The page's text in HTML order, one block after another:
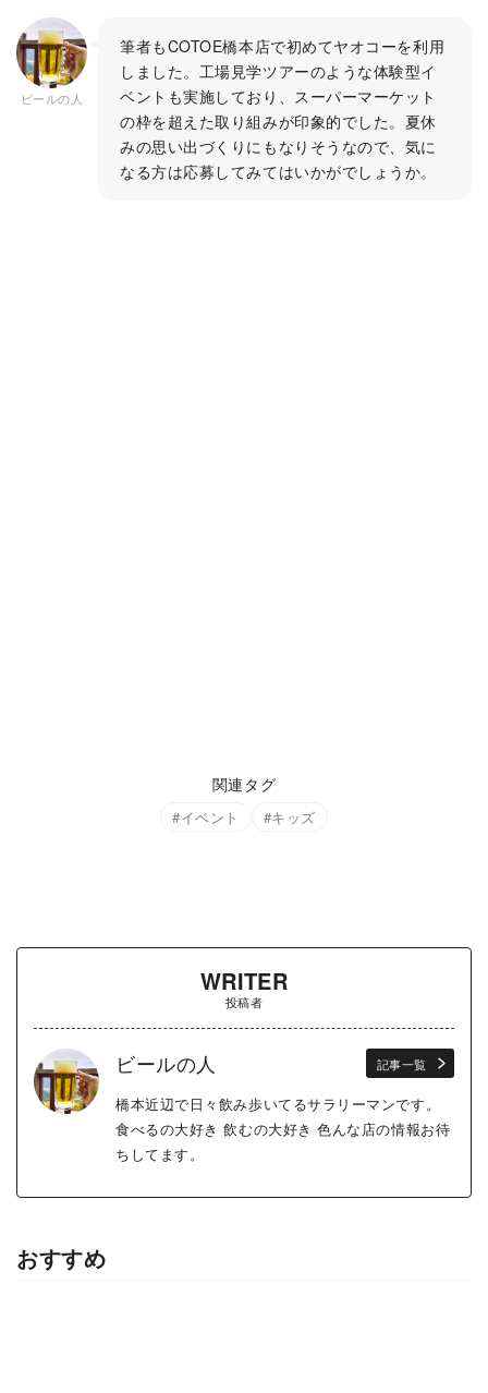
ビールの人
筆者もCOTOE橋本店で初めてヤオコーを利用
しました。工場見学ツアーのような体験型イ
ベントも実施しており、スーパーマーケット
の枠を超えた取り組みが印象的でした。夏休
みの思い出づくりにもなりそうなので、気に
なる方は応募してみてはいかがでしょうか。
関連タグ
イベント キッズ
WRITER
投稿者
ビールの人 記事一覧
橋本近辺で日々飲み歩いてるサラリーマンです。
食べるの大好き 飲むの大好き 色んな店の情報お待
ちしてます。
おすすめ